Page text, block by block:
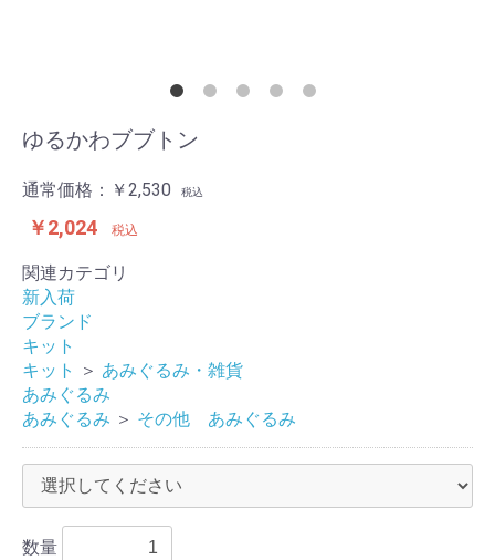
ゆるかわブブトン
通常価格： ￥2,530 税込
￥2,024 税込
関連カテゴリ
新入荷
ブランド
キット
キット
＞ あみぐるみ・雑貨
あみぐるみ
あみぐるみ ＞ その他 あみぐるみ
数量